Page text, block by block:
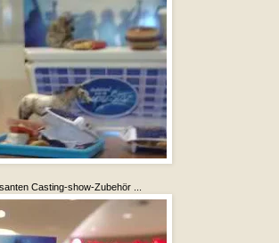
Casting-show-Zubehör ...